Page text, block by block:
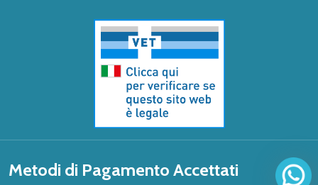
Metodi di Pagamento Accettati